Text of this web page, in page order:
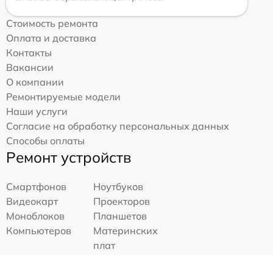
Стоимость ремонта
Оплата и доставка
Контакты
Вакансии
О компании
Ремонтируемые модели
Наши услуги
Согласие на обработку персональных данных
Способы оплаты
Ремонт устройств
Смартфонов
Ноутбуков
Видеокарт
Проекторов
Моноблоков
Планшетов
Компьютеров
Материнских
плат